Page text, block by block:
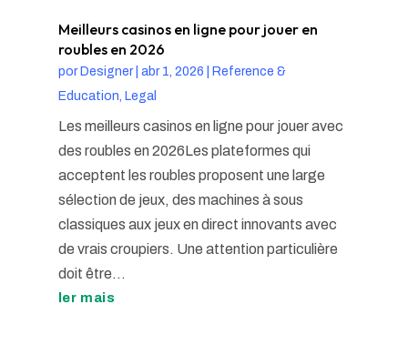
Meilleurs casinos en ligne pour jouer en
roubles en 2026
por Designer| abr 1, 2026
Reference &
Education, Legal
Les meilleurs casinos en ligne pour jouer avec
des roubles en 2026Les plateformes qui
acceptent les roubles proposent une large
sélection de jeux, des machines à sous
classiques aux jeux en direct innovants avec
de vrais croupiers. Une attention particulière
doit être...
ler mais